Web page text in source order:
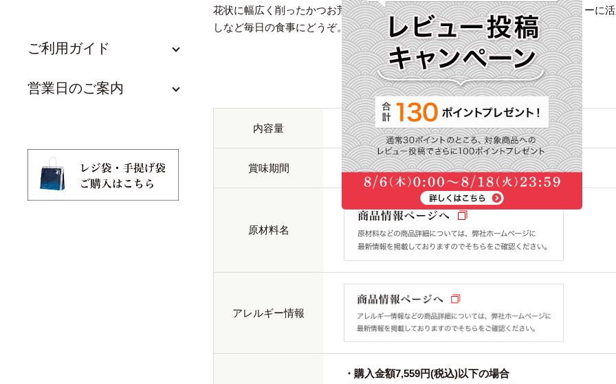
ご利用ガイド
営業日のご案内
花状に幅広く削ったかつお荒節です。香り良くコクのあるだしはオールマイティーに
しなど毎日の食事にどうぞ。
内容量 20g・袋入
賞味期間 製造日より1年(開封前)
原材料名
アレルギー情報
・購入金額7,559円(税込)以下の場合